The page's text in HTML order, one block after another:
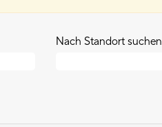
Nach Standort suchen